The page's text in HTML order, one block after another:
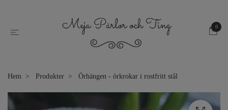
0
Hem Produkter Örhängen - örkrokar i rostfritt stål